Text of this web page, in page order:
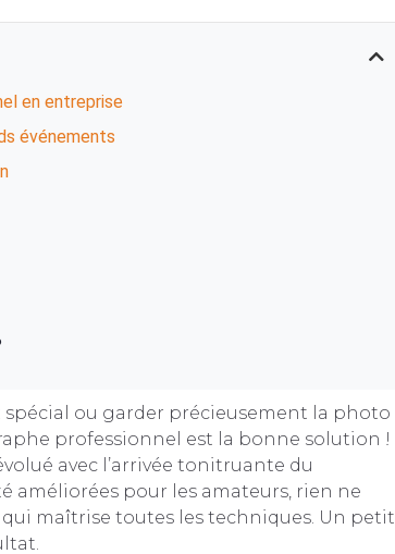
en entreprise
événements
ou garder précieusement la photo
professionnel est la bonne solution !
avec l’arrivée tonitruante du
améliorées pour les amateurs, rien ne
maîtrise toutes les techniques. Un petit